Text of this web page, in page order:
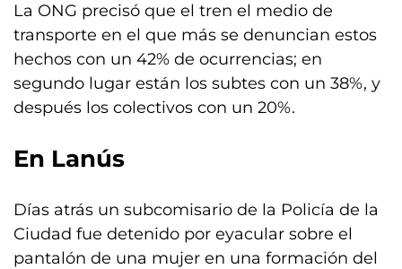
La ONG precisó que el tren el medio de
transporte en el que más se denuncian estos
hechos con un 42% de ocurrencias; en
segundo lugar están los subtes con un 38%, y
después los colectivos con un 20%.
En Lanús
Días atrás un subcomisario de la Policía de la
Ciudad fue detenido por eyacular sobre el
pantalón de una mujer en una formación del